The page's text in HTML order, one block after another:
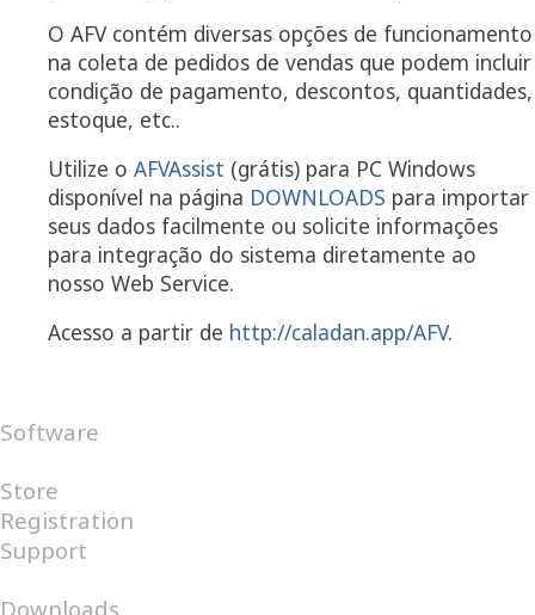
O AFV contém diversas opções de funcionamento
na coleta de pedidos de vendas que podem incluir
condição de pagamento, descontos, quantidades,
estoque, etc..
Utilize o AFVAssist (grátis) para PC Windows
disponível na página DOWNLOADS para importar
seus dados facilmente ou solicite informações
para integração do sistema diretamente ao
nosso Web Service.
Acesso a partir de http://caladan.app/AFV.
Software
Store
Registration
Support
Downloads